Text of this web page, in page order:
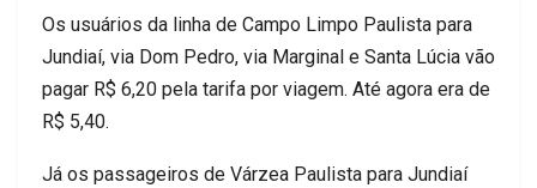
Os usuários da linha de Campo Limpo Paulista para
Jundiaí, via Dom Pedro, via Marginal e Santa Lúcia vão
pagar R$ 6,20 pela tarifa por viagem. Até agora era de
R$ 5,40.
Já os passageiros de Várzea Paulista para Jundiaí